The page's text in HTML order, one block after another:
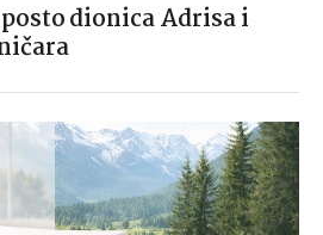
dionica Adrisa i